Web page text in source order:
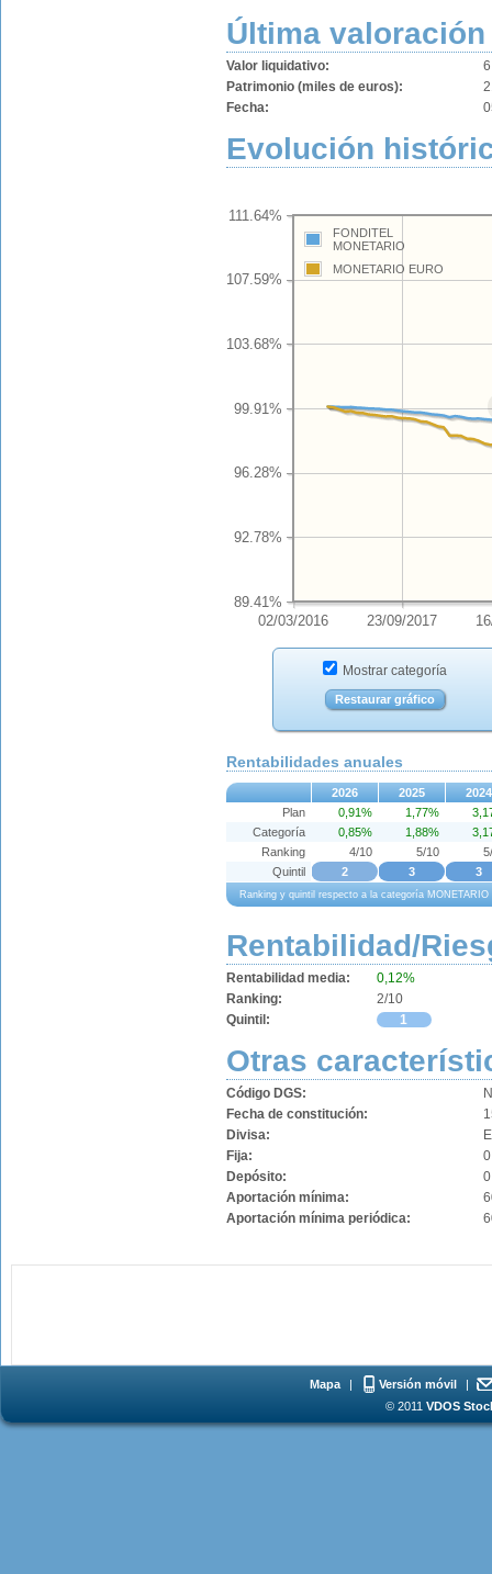
Última valoración
Valor liquidativo:
Patrimonio (miles de euros):
Fecha:
Evolución
02/03/2016 23/09/2017
89.41%
92.78%
96.28%
99.91%
103.68%
107.59%
111.64%
FONDITEL
MONETARIO
MONETARIO EURO
Mostrar categoría
Restaurar gráfico
Rentabilidades anuales
2026 2025 2024
Ranking y quintil respecto a la categoría MONETARIO
Plan 0,91% 1,77%
Categoría
0,85% 1,88%
Ranking
4/10 5/10
Quintil
2 3 3
Rentabilidad/
Rentabilidad media:
0,12%
Ranking:
2/10
Quintil:
1
Otras
Código DGS:
Fecha de constitución:
Divisa:
Fija:
Depósito:
Aportación mínima:
Aportación mínima periódica:
Mapa | Versión móvil
|
© 2011 VDOS